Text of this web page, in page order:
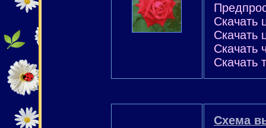
Скачать
Скачать
Скачать
Скачать
Схема